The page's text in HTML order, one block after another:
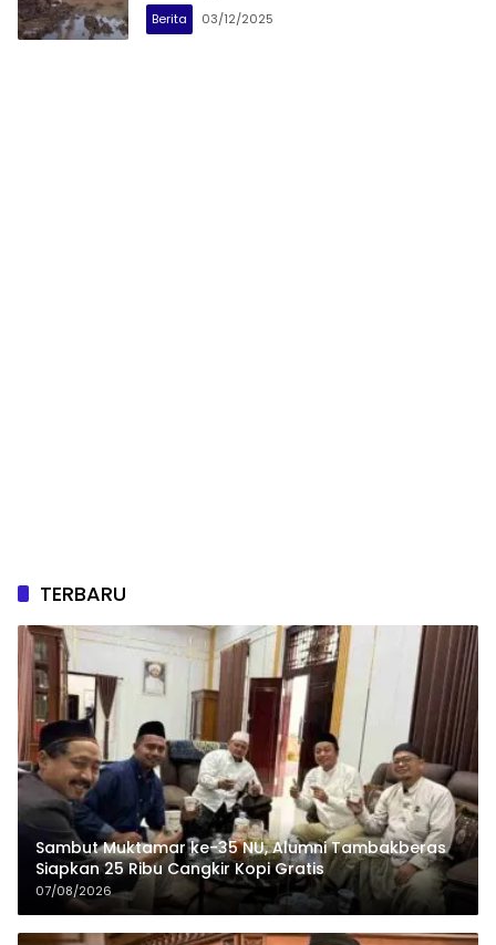
Berita 03/12/2025
TERBARU
Sambut Muktamar ke-35 NU, Alumni Tambakberas
Siapkan 25 Ribu Cangkir Kopi Gratis
07/08/2026